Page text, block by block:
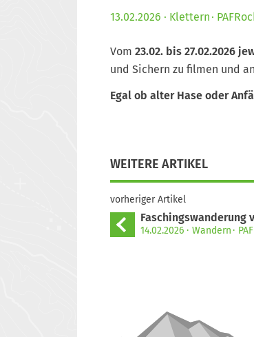
13.02.2026 Klettern
Vom 23.02. bis 27.02.2026
und Sichern zu filmen und
Egal ob alter Hase oder
WEITERE ARTIKEL
vorheriger Artikel
Faschingswanderung
14.02.2026 Wandern